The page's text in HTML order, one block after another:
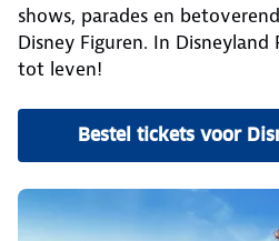
shows, parades en
Disney Figuren. In
tot leven!
Bestel tickets voor